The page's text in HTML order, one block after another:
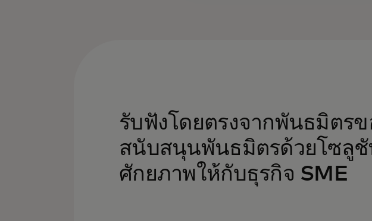
รับฟังโดยตรงจากพันธมิตรข
สนับสนุนพันธมิตรด้วยโซลูชั
ศักยภาพให้กับธุรกิจ SME